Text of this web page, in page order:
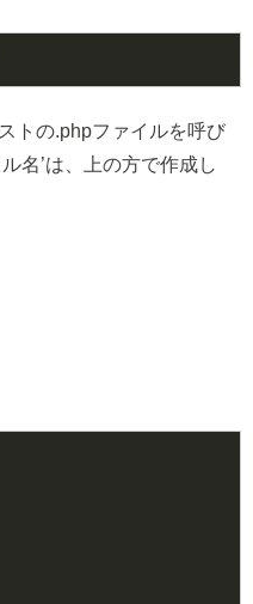
トの.phpファイルを呼び
名’は、上の方で作成し